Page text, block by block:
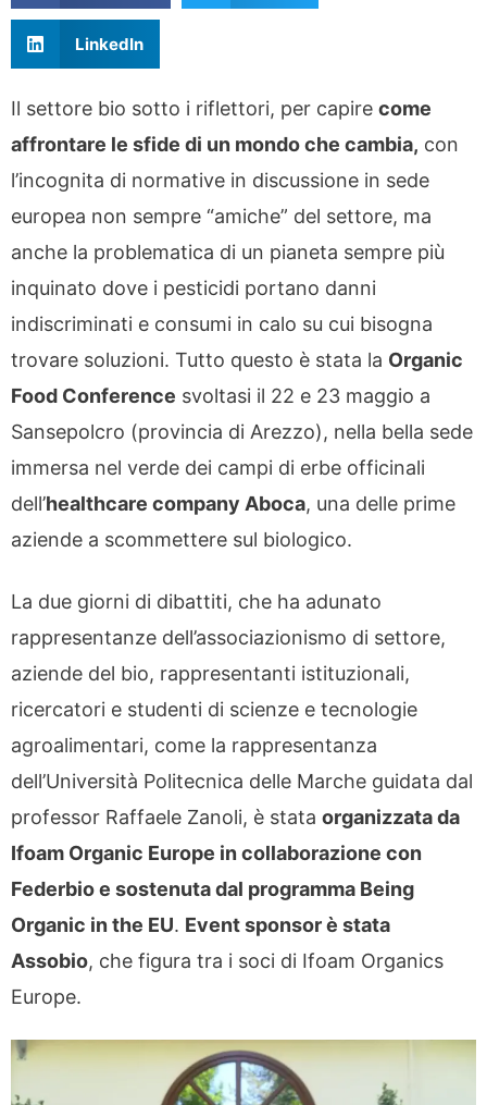
LinkedIn
Il settore bio sotto i riflettori, per capire come
affrontare le sfide di un mondo che cambia, con
l’incognita di normative in discussione in sede
europea non sempre “amiche” del settore, ma
anche la problematica di un pianeta sempre più
inquinato dove i pesticidi portano danni
indiscriminati e consumi in calo su cui bisogna
trovare soluzioni. Tutto questo è stata la Organic
Food Conference svoltasi il 22 e 23 maggio a
Sansepolcro (provincia di Arezzo), nella bella sede
immersa nel verde dei campi di erbe officinali
dell’healthcare company Aboca, una delle prime
aziende a scommettere sul biologico.
La due giorni di dibattiti, che ha adunato
rappresentanze dell’associazionismo di settore,
aziende del bio, rappresentanti istituzionali,
ricercatori e studenti di scienze e tecnologie
agroalimentari, come la rappresentanza
dell’Università Politecnica delle Marche guidata dal
professor Raffaele Zanoli, è stata organizzata da
Ifoam Organic Europe in collaborazione con
Federbio e sostenuta dal programma Being
Organic in the EU. Event sponsor è stata
Assobio, che figura tra i soci di Ifoam Organics
Europe.